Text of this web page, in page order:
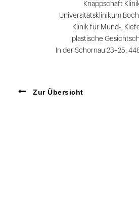
Knappschaft
Universitätsklinikum
Klinik für Mund-,
plastische
In der Schornau 23–25,
Zur Übersicht